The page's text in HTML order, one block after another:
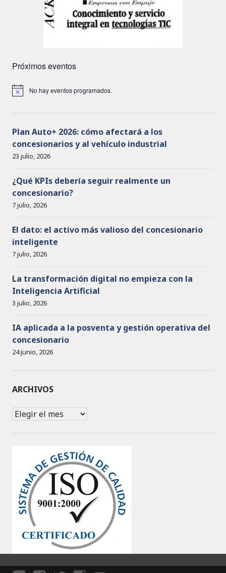
Próximos eventos
No hay eventos programados.
Plan Auto+ 2026: cómo afectará a los
concesionarios y al vehículo industrial
23 julio, 2026
¿Qué KPIs debería seguir realmente un
concesionario?
7 julio, 2026
El dato: el activo más valioso del concesionario
inteligente
7 julio, 2026
La transformación digital no empieza con la
Inteligencia Artificial
3 julio, 2026
IA aplicada a la posventa y gestión operativa del
concesionario
24 junio, 2026
ARCHIVOS
Archivos